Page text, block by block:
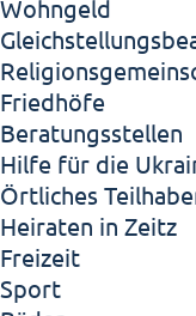
Wohngeld
Friedhöfe
Beratungsstellen
Hilfe für die
Örtliches
Heiraten in Zeitz
Freizeit
Sport